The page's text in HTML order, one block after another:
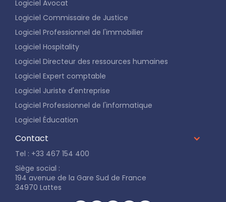
Logiciel Avocat
Logiciel Commissaire de Justice
Logiciel Professionnel de l'immobilier
Logiciel Hospitality
Logiciel Directeur des ressources humaines
Logiciel Expert comptable
Logiciel Juriste d'entreprise
Logiciel Professionnel de l'informatique
Logiciel Éducation
Contact
Tel : +33 467 154 400
Siège social :
194 avenue de la Gare Sud de France
34970 Lattes